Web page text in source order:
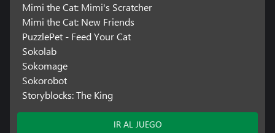
Mimi the Cat: Mimi's Scratcher
Mimi the Cat: New Friends
PuzzlePet - Feed Your Cat
Sokolab
Sokomage
Sokorobot
Storyblocks: The King
IR AL JUEGO